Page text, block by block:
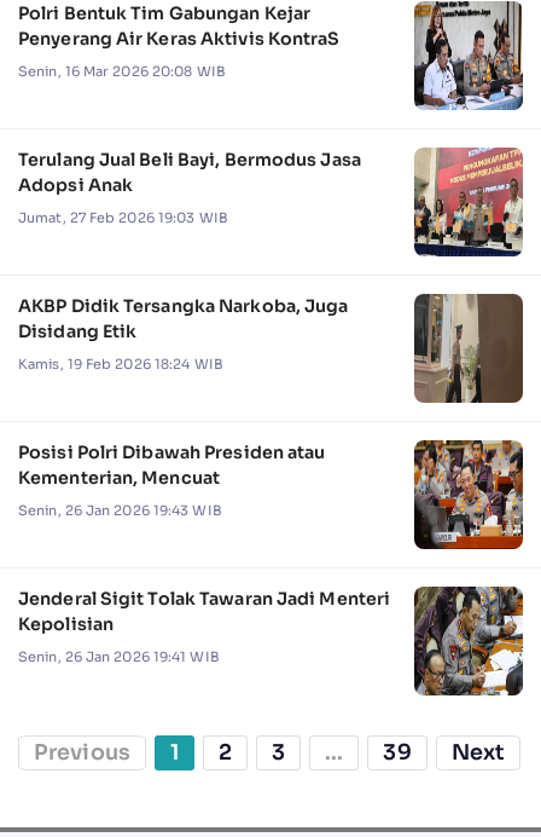
Polri Bentuk Tim Gabungan Kejar
Penyerang Air Keras Aktivis KontraS
Senin, 16 Mar 2026 20:08 WIB
Terulang Jual Beli Bayi, Bermodus Jasa
Adopsi Anak
Jumat, 27 Feb 2026 19:03 WIB
AKBP Didik Tersangka Narkoba, Juga
Disidang Etik
Kamis, 19 Feb 2026 18:24 WIB
Posisi Polri Dibawah Presiden atau
Kementerian, Mencuat
Senin, 26 Jan 2026 19:43 WIB
Jenderal Sigit Tolak Tawaran Jadi Menteri
Kepolisian
Senin, 26 Jan 2026 19:41 WIB
Previous 1 2 3 ... 39 Next